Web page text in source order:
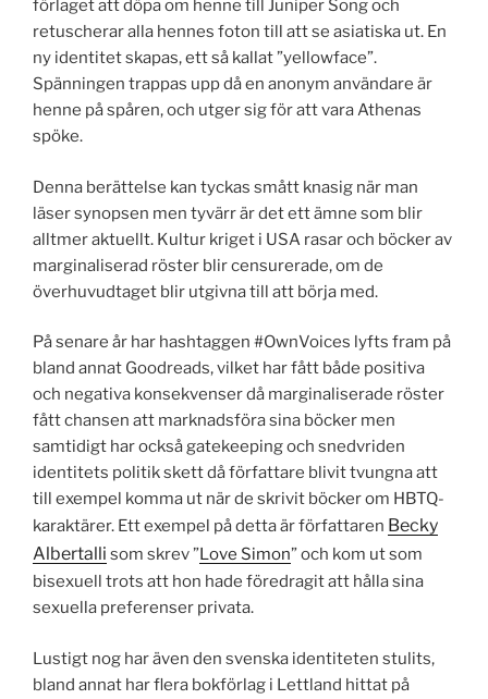
förlaget att döpa om henne till Juniper Song och
retuscherar alla hennes foton till att se asiatiska ut. En
ny identitet skapas, ett så kallat ”yellowface”.
Spänningen trappas upp då en anonym användare är
henne på spåren, och utger sig för att vara Athenas
spöke.
Denna berättelse kan tyckas smått knasig när man
läser synopsen men tyvärr är det ett ämne som blir
alltmer aktuellt. Kultur kriget i USA rasar och böcker av
marginaliserad röster blir censurerade, om de
överhuvudtaget blir utgivna till att börja med.
På senare år har hashtaggen #OwnVoices lyfts fram på
bland annat Goodreads, vilket har fått både positiva
och negativa konsekvenser då marginaliserade röster
fått chansen att marknadsföra sina böcker men
samtidigt har också gatekeeping och snedvriden
identitets politik skett då författare blivit tvungna att
till exempel komma ut när de skrivit böcker om HBTQ-
karaktärer. Ett exempel på detta är författaren Becky
Albertalli som skrev ”Love Simon” och kom ut som
bisexuell trots att hon hade föredragit att hålla sina
sexuella preferenser privata.
Lustigt nog har även den svenska identiteten stulits,
bland annat har flera bokförlag i Lettland hittat på